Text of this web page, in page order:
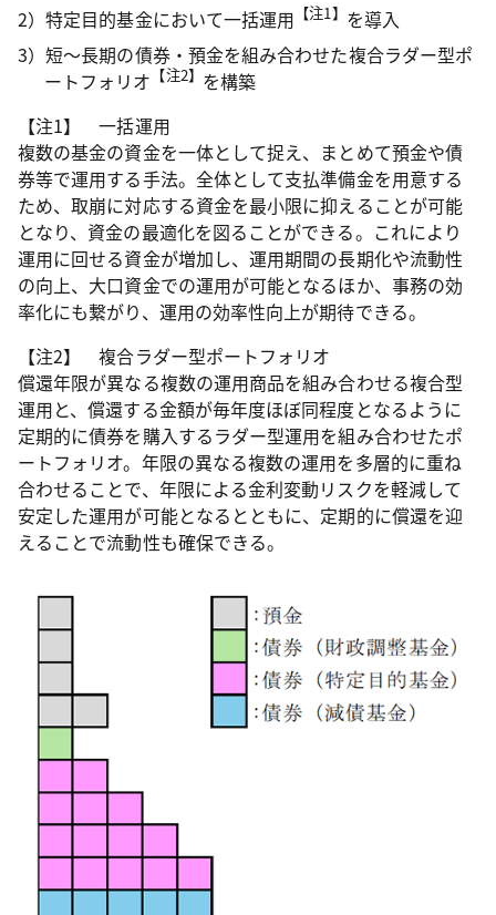
2）特定目的基金において一括運用 【注1】 を導入
3）短～長期の債券・預金を組み合わせた複合ラダー型ポ
ートフォリオ 【注2】 を構築
【注1】 一括運用
複数の基金の資金を一体として捉え、まとめて預金や債
券等で運用する手法。全体として支払準備金を用意する
ため、取崩に対応する資金を最小限に抑えることが可能
となり、資金の最適化を図ることができる。これにより
運用に回せる資金が増加し、運用期間の長期化や流動性
の向上、大口資金での運用が可能となるほか、事務の効
率化にも繋がり、運用の効率性向上が期待できる。
【注2】 複合ラダー型ポートフォリオ
償還年限が異なる複数の運用商品を組み合わせる複合型
運用と、償還する金額が毎年度ほぼ同程度となるように
定期的に債券を購入するラダー型運用を組み合わせたポ
ートフォリオ。年限の異なる複数の運用を多層的に重ね
合わせることで、年限による金利変動リスクを軽減して
安定した運用が可能となるとともに、定期的に償還を迎
えることで流動性も確保できる。